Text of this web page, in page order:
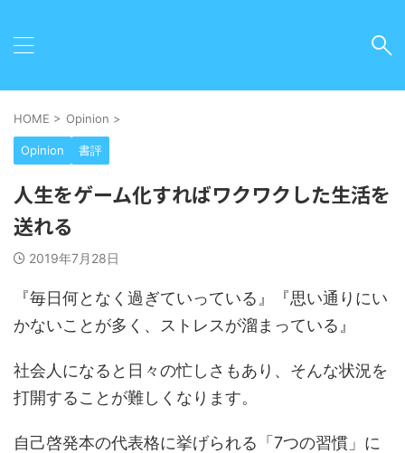
HOME > Opinion >
Opinion 書評
人生をゲーム化すればワクワクした生活を
送れる
2019年7月28日
『毎日何となく過ぎていっている』『思い通りにい
かないことが多く、ストレスが溜まっている』
社会人になると日々の忙しさもあり、そんな状況を
打開することが難しくなります。
自己啓発本の代表格に挙げられる「7つの習慣」に